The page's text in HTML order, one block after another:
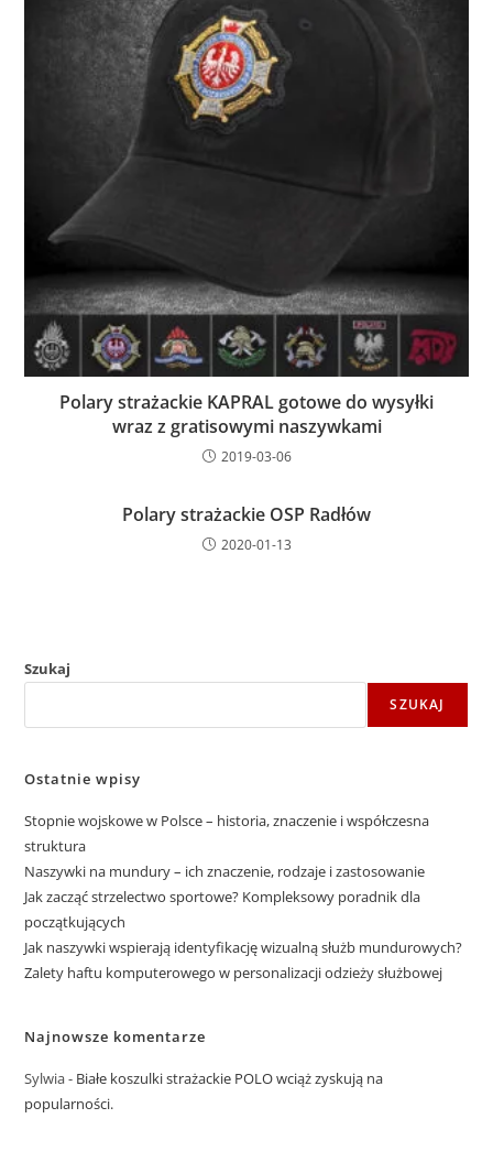
Polary strażackie KAPRAL gotowe do wysyłki
wraz z gratisowymi naszywkami
2019-03-06
Polary strażackie OSP Radłów
2020-01-13
Szukaj
SZUKAJ
Ostatnie wpisy
Stopnie wojskowe w Polsce – historia, znaczenie i współczesna
struktura
Naszywki na mundury – ich znaczenie, rodzaje i zastosowanie
Jak zacząć strzelectwo sportowe? Kompleksowy poradnik dla
początkujących
Jak naszywki wspierają identyfikację wizualną służb mundurowych?
Zalety haftu komputerowego w personalizacji odzieży służbowej
Najnowsze komentarze
Sylwia- Białe koszulki strażackie POLO wciąż zyskują na
popularności.